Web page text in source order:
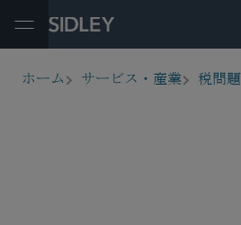
breadcrumbs
ホーム サービス・産業 税問題